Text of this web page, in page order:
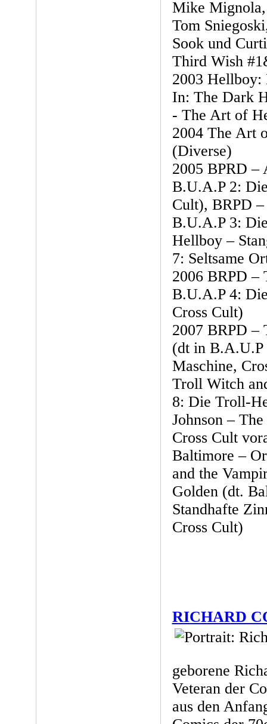
Mike
Tom
Sook und
Third Wish
2003 Hellboy:
In: The Dark
- The Art of
2004 The Art
(Diverse)
2005 BPRD –
B.U.A.P 2:
Cult), BRPD
B.U.A.P 3:
Hellboy –
7: Seltsame
2006 BRPD –
B.U.A.P 4:
Cross Cult)
2007 BRPD –
(dt in B.A.U.P
Maschine,
Troll Witch
8: Die Troll-
Johnson –
Cross Cult
Baltimore –
and the
Golden (dt.
Standhafte
Cross Cult)
RICHARD
geborene
Veteran der
aus den